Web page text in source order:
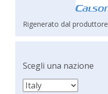
Rigenerato dal produttore
Scegli una nazione